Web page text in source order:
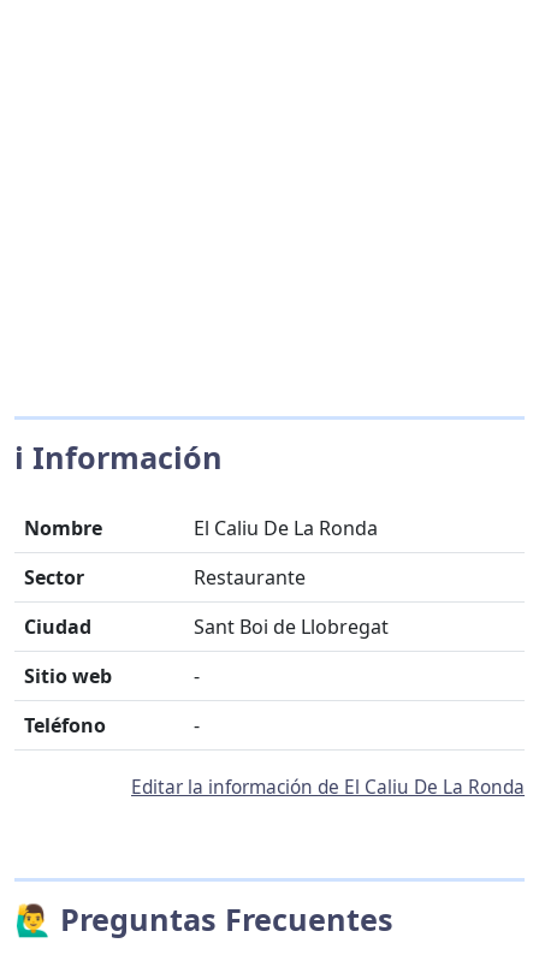
ℹ️ Información
Nombre
El Caliu De La Ronda
Sector
Restaurante
Ciudad
Sant Boi de Llobregat
Sitio web
-
Teléfono
-
Editar la información de El Caliu De La Ronda
🙋‍♂️ Preguntas Frecuentes